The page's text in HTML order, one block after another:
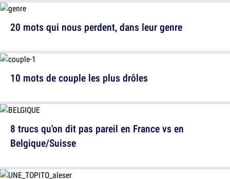
20 mots qui nous perdent, dans leur genre
8 trucs qu'on dit pas pareil en France vs en
Belgique/Suisse
10 mots de couple les plus drôles